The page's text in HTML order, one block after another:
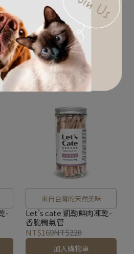
-
來自台灣的天然美味
Let's cate 凱勒鮮肉凍乾-
虱目魚
NT$339NT$450
加入購物車
-
來自台灣的天然美味
Let's cate 凱勒鮮肉凍乾-
香脆鴨氣管
NT$169NT$220
加入購物車